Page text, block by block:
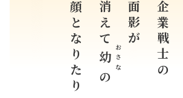
企業戦士の
面影が
消えて
幼 おさな
の
顔となりたり